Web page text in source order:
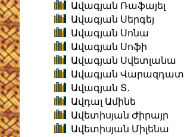
Ավագյան Ռաֆայել
Ավագյան Սերգեյ
Ավագյան Սոնա
Ավագյան Սոֆի
Ավագյան Սվետլանա
Ավագյան Վարազդատ
Ավագյան Տ․
Ավդալ Ամինե
Ավետիսյան Ժիրայր
Ավետիսյան Միլենա